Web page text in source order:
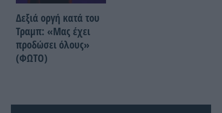
Δεξιά οργή κατά του
Τραμπ: «Μας έχει
προδώσει όλους»
(ΦΩΤΟ)